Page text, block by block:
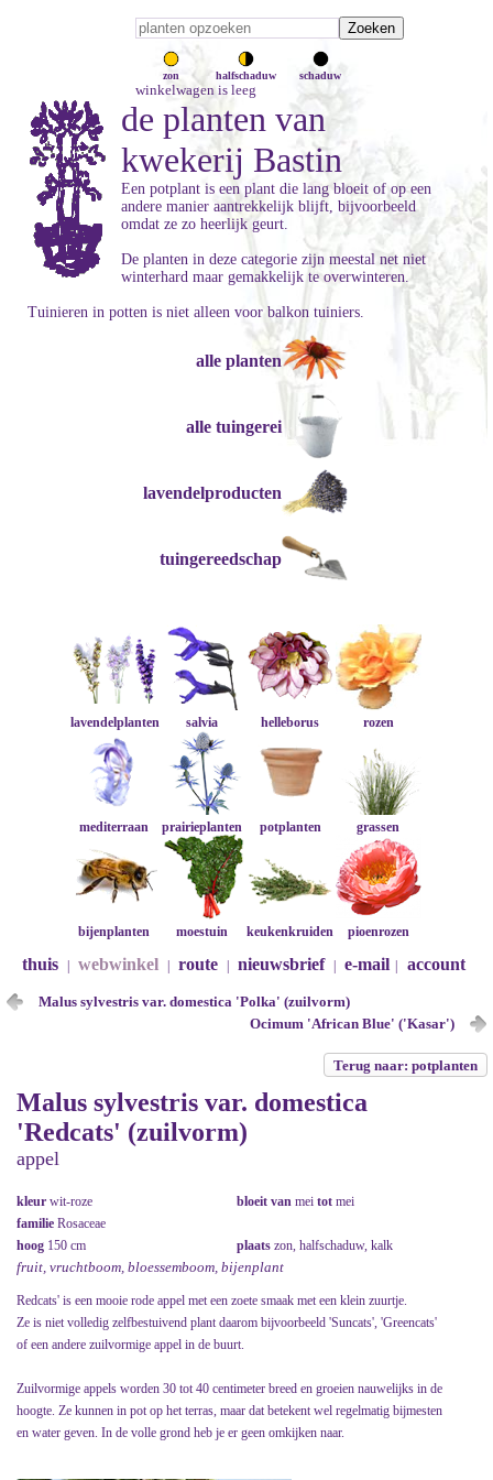
zon halfschaduw schaduw
winkelwagen is leeg
de planten van
kwekerij Bastin
Een potplant is een plant die lang bloeit of op een
andere manier aantrekkelijk blijft, bijvoorbeeld
omdat ze zo heerlijk geurt.
De planten in deze categorie zijn meestal net niet
winterhard maar gemakkelijk te overwinteren.
Tuinieren in potten is niet alleen voor balkon tuiniers.
alle planten
alle tuingerei
lavendelproducten
tuingereedschap
lavendelplanten salvia helleborus rozen
mediterraan prairieplanten potplanten grassen
bijenplanten moestuin keukenkruiden pioenrozen
thuis webwinkel route nieuwsbrief e-mail account
Malus sylvestris var. domestica 'Polka' (zuilvorm)
Ocimum 'African Blue' ('Kasar')
Terug naar: potplanten
Malus sylvestris var. domestica
'Redcats' (zuilvorm)
appel
kleur wit-roze bloeit van mei tot mei
familie Rosaceae
hoog 150 cm plaats zon, halfschaduw, kalk
fruit, vruchtboom, bloessemboom, bijenplant
Redcats' is een mooie rode appel met een zoete smaak met een klein zuurtje.
Ze is niet volledig zelfbestuivend plant daarom bijvoorbeeld 'Suncats', 'Greencats'
of een andere zuilvormige appel in de buurt.
Zuilvormige appels worden 30 tot 40 centimeter breed en groeien nauwelijks in de
hoogte. Ze kunnen in pot op het terras, maar dat betekent wel regelmatig bijmesten
en water geven. In de volle grond heb je er geen omkijken naar.